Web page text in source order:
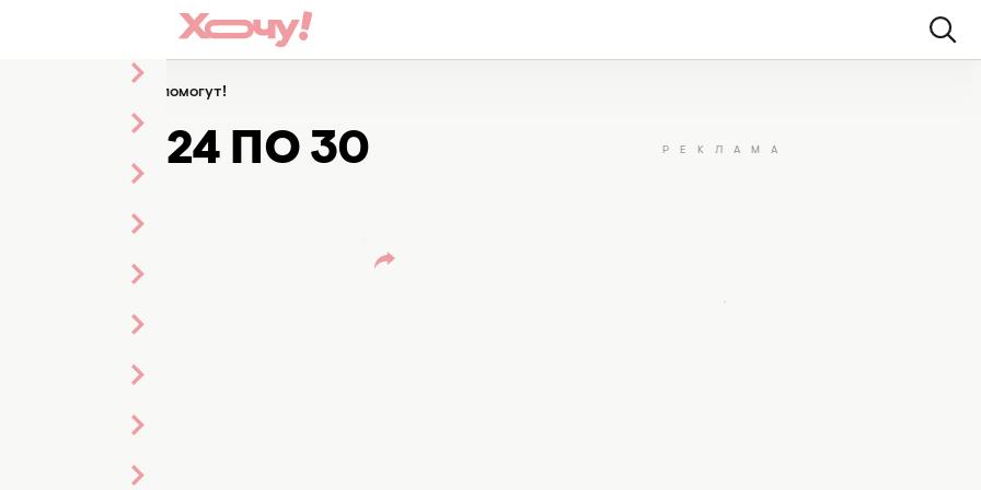
по 30 июля: цветы помогут!
С 24 ПО 30